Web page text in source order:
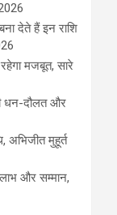
देते हैं इन राशि
मजबूत, सारे
धन-दौलत और
अभिजीत मुहूर्त
और सम्मान,